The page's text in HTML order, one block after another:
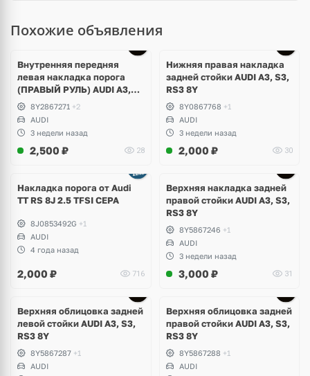
Похожие объявления
Внутренняя передняя
левая накладка порога
(ПРАВЫЙ РУЛЬ) AUDI A3,
S3, RS3 8Y
8Y2867271 +2
AUDI
3 недели назад
2,500 ₽ 28
Нижняя правая накладка
задней стойки AUDI A3, S3,
RS3 8Y
8Y0867768 +1
AUDI
3 недели назад
2,000 ₽ 30
Накладка порога от Audi
TT RS 8J 2.5 TFSI CEPA
8J0853492G +1
AUDI
4 года назад
2,000 ₽ 716
Верхняя накладка задней
правой стойки AUDI A3, S3,
RS3 8Y
8Y5867246 +1
AUDI
3 недели назад
3,000 ₽ 31
Верхняя облицовка задней
левой стойки AUDI A3, S3,
RS3 8Y
8Y5867287 +1
AUDI
Верхняя облицовка задней
правой стойки AUDI A3, S3,
RS3 8Y
8Y5867288 +1
AUDI